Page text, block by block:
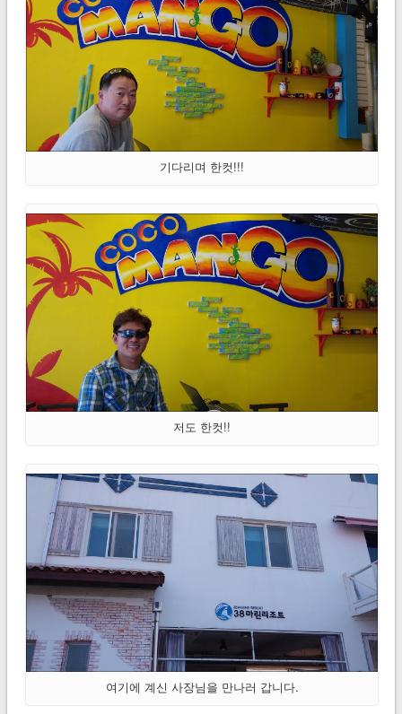
기다리며 한컷!!!
저도 한컷!!
여기에 계신 사장님을 만나러 갑니다.